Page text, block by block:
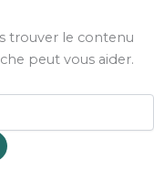
trouver le contenu
peut vous aider.